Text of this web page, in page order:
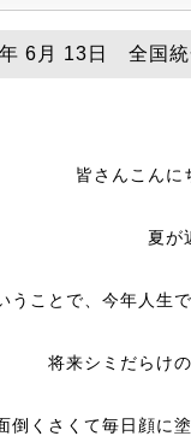
6月 13日 全国
皆さんこんに
夏が
うことで、今年人生
将来シミだらけ
倒くさくて毎日顔に